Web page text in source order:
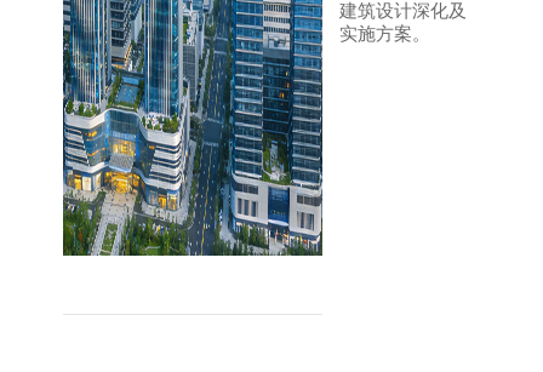
建筑设计深化及
实施方案。